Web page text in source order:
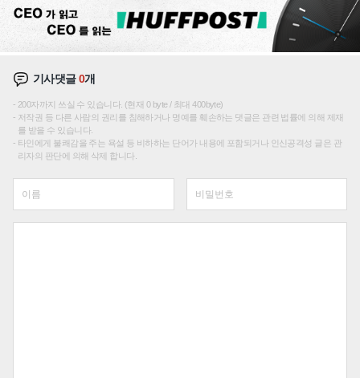
기사댓글0개
200자까지 쓰실 수 있습니다. (현재 0 byte / 최대 400byte)
저작권 등 다른 사람의 권리를 침해하거나 명예를 훼손하는 댓글은 관련 법률에 의해 제재
를 받을 수 있습니다.
타인에게 불쾌감을 주는 욕설 등 비하하는 단어가 내용에 포함되거나 인신공격성 글은 관
리자의 판단에 의해 삭제 합니다.